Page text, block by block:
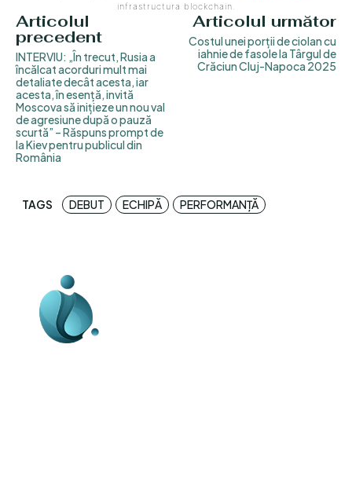
infrastructura blockchain.
Articolul
precedent
INTERVIU: „În trecut, Rusia a
încălcat acorduri mult mai
detaliate decât acesta, iar
acesta, în esență, invită
Moscova să inițieze un nou val
de agresiune după o pauză
scurtă” – Răspuns prompt de
la Kiev pentru publicul din
România
Articolul următor
Costul unei porții de ciolan cu
iahnie de fasole la Târgul de
Crăciun Cluj-Napoca 2025
TAGS DEBUT ECHIPĂ PERFORMANȚĂ